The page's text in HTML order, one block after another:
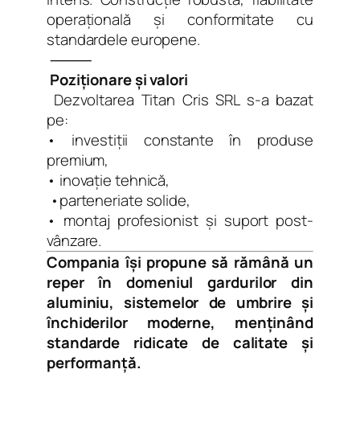
operațională și conformitate cu
standardele europene.
⸻
Poziționare și valori
Dezvoltarea Titan Cris SRL s-a bazat
pe:
• investiții constante în produse
premium,
• inovație tehnică,
•parteneriate solide,
• montaj profesionist și suport post-
vânzare.
Compania își propune să rămână un
reper în domeniul gardurilor din
aluminiu, sistemelor de umbrire și
închiderilor moderne, menținând
standarde ridicate de calitate și
performanță.